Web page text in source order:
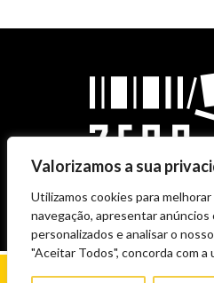
Valorizamos a sua
Utilizamos cookies para
navegação, apresentar
personalizados e analisar o
"Aceitar Todos", concorda com a